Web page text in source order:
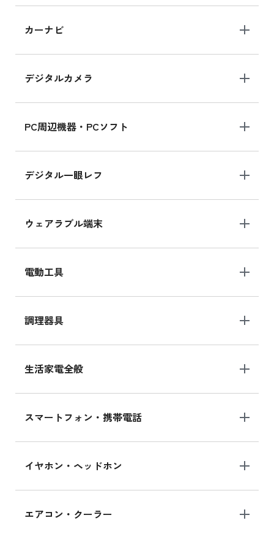
カーナビ
デジタルカメラ
PC周辺機器・PCソフト
デジタル一眼レフ
ウェアラブル端末
電動工具
調理器具
生活家電全般
スマートフォン・携帯電話
イヤホン・ヘッドホン
エアコン・クーラー
MK2K3J/Aの新品買取価格はこちら